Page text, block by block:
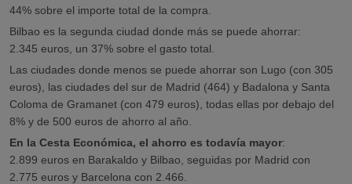
44% sobre el importe total de la compra.
Bilbao es la segunda ciudad donde más se puede ahorrar:
2.345 euros, un 37% sobre el gasto total.
Las ciudades donde menos se puede ahorrar son Lugo (con 305
euros), las ciudades del sur de Madrid (464) y Badalona y Santa
Coloma de Gramanet (con 479 euros), todas ellas por debajo del
8% y de 500 euros de ahorro al año.
En la Cesta Económica, el ahorro es todavía mayor:
2.899 euros en Barakaldo y Bilbao, seguidas por Madrid con
2.775 euros y Barcelona con 2.466.